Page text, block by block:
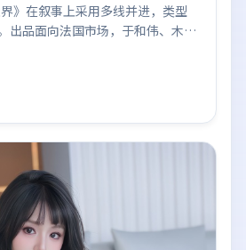
》在叙事上采用多线并进，类型
出品面向法国市场，于和伟、木村
角色推动关键反转，结尾留白引发